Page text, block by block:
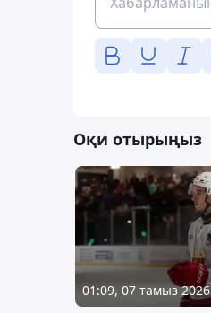
Оқи отырыңыз
01:09, 07 тамыз 2026